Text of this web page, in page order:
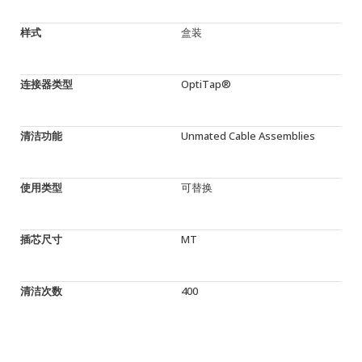
样式 盒装
连接器类型 OptiTap®
清洁功能 Unmated Cable Assemblies
使用类型 可替换
插芯尺寸 MT
清洁次数 400